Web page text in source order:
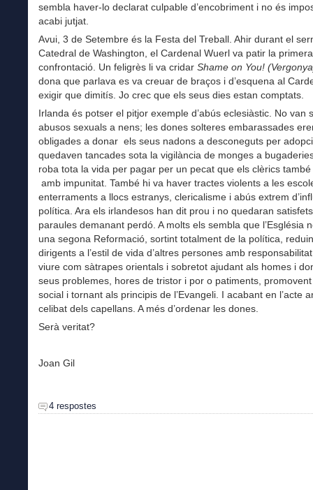
sembla haver-lo declarat culpable d’encobriment i no és
acabi jutjat.
Avui, 3 de Setembre és la Festa del Treball. Ahir durant el
Catedral de Washington, el Cardenal Wuerl va patir la primera
confrontació. Un feligrès li va cridar Shame on You!
dona que parlava es va creuar de braços i d’esquena al
exigir que dimitís. Jo crec que els seus dies estan comptats.
Irlanda és potser el pitjor exemple d’abús eclesiàstic. No van
abusos sexuals a nens; les dones solteres embarassades
obligades a donar els seus nadons a desconeguts per
quedaven tancades sota la vigilància de monges a
roba tota la vida per pagar per un pecat que els clèrics
amb impunitat. També hi va haver tractes violents a les
enterraments a llocs estranys, clericalisme i abús extrem
política. Ara els irlandesos han dit prou i no quedaran
paraules demanant perdó. A molts els sembla que l’Església
una segona Reformació, sortint totalment de la política,
dirigents a l’estil de vida d’altres persones amb
viure com sàtrapes orientals i sobretot ajudant als homes i
seus problemes, hores de tristor i por o patiments,
social i tornant als principis de l’Evangeli. I acabant en l’acte
celibat dels capellans. A més d’ordenar les dones.
Serà veritat?
Joan Gil
4 respostes